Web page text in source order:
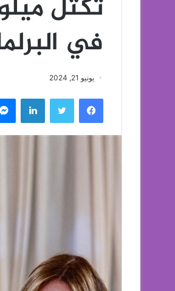
تكتل
في
يونيو 21, 2024
فيسبوك تويتر